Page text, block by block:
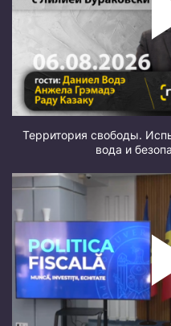
Территория свободы.
вода и